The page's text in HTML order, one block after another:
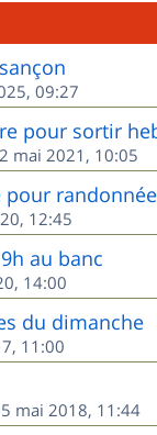
09:27
pour sortir
mai 2021, 10:05
12:45
au banc
14:00
du dimanche
11:00
mai 2018, 11:44